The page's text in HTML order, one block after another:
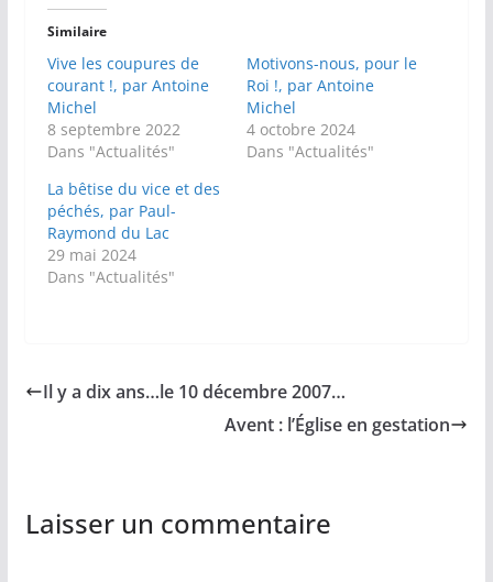
Similaire
Vive les coupures de
courant !, par Antoine
Michel
8 septembre 2022
Dans "Actualités"
Motivons-nous, pour le
Roi !, par Antoine
Michel
4 octobre 2024
Dans "Actualités"
La bêtise du vice et des
péchés, par Paul-
Raymond du Lac
29 mai 2024
Dans "Actualités"
Il y a dix ans…le 10 décembre 2007…
Avent : l’Église en gestation
Laisser un commentaire